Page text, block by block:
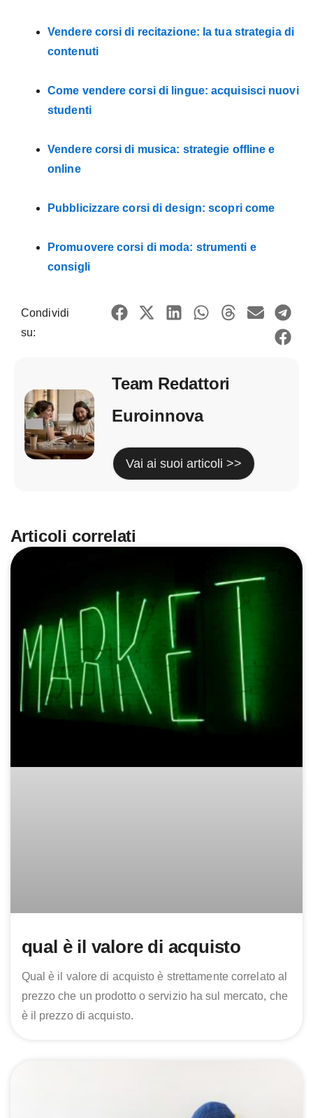
Vendere corsi di recitazione: la tua strategia di
contenuti
Come vendere corsi di lingue: acquisisci nuovi
studenti
Vendere corsi di musica: strategie offline e
online
Pubblicizzare corsi di design: scopri come
Promuovere corsi di moda: strumenti e
consigli
Condividi
su:
Team Redattori
Euroinnova
Vai ai suoi articoli >>
Articoli correlati
qual è il valore di acquisto
Qual è il valore di acquisto è strettamente correlato al
prezzo che un prodotto o servizio ha sul mercato, che
è il prezzo di acquisto.